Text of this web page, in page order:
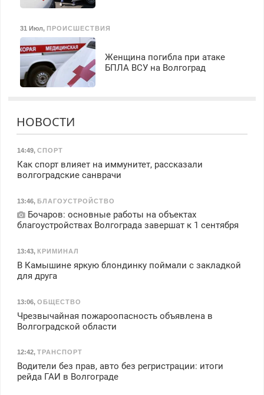
31 Июл, ПРОИСШЕСТВИЯ
Женщина погибла при атаке
БПЛА ВСУ на Волгоград
НОВОСТИ
14:49, СПОРТ
Как спорт влияет на иммунитет, рассказали
волгоградские санврачи
13:46, БЛАГОУСТРОЙСТВО
Бочаров: основные работы на объектах
благоустройствах Волгограда завершат к 1 сентября
13:43, КРИМИНАЛ
В Камышине яркую блондинку поймали с закладкой
для друга
13:06, ОБЩЕСТВО
Чрезвычайная пожароопасность объявлена в
Волгоградской области
12:42, ТРАНСПОРТ
Водители без прав, авто без регристрации: итоги
рейда ГАИ в Волгограде